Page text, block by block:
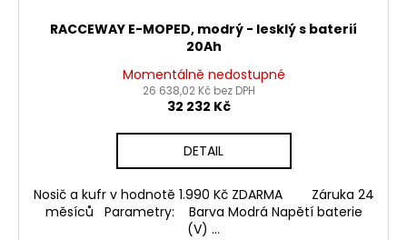
RACCEWAY E-MOPED, modrý - lesklý s baterií
20Ah
Momentálně nedostupné
26 638,02 Kč bez DPH
32 232 Kč
DETAIL
Nosič a kufr v hodnotě 1.990 Kč ZDARMA Záruka 24
měsíců Parametry: Barva Modrá Napětí baterie
(V) ...